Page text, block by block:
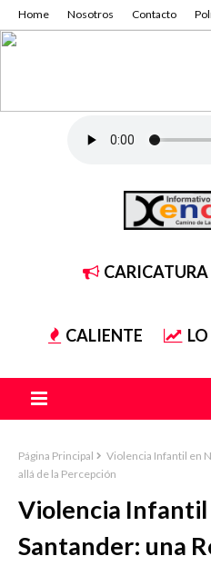
Home Nosotros Contacto
CARICATURA
CALIENTE
Página Principal
Violencia Infantil en
allá de la Percepción
Violencia
Santander: una